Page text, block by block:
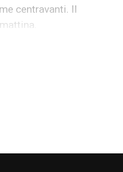
centravanti. Il